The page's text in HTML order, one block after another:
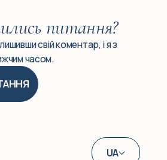
питання?
свій коментар, і я з
часом.
UA